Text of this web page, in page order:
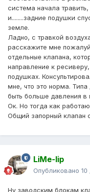
система начала
и........задние подушки
земле.
Ладно, с травкой
расскажите мне
отдельные клапана,
направление к
подушках.
мне, что это норма.
быть больше давления в
Ок. Но тогда как
Общий запорный клапан
LiMe-lip
Опубликовано 10
Ну заводским блокам